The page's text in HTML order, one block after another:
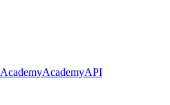
AcademyAcademyAPI